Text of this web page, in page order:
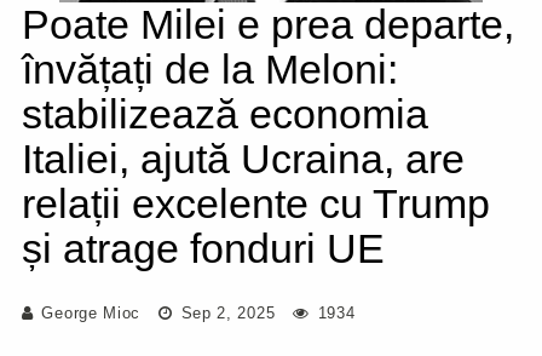
Poate Milei e prea departe,
învățați de la Meloni:
stabilizează economia
Italiei, ajută Ucraina, are
relații excelente cu Trump
și atrage fonduri UE
George Mioc Sep 2, 2025 1934